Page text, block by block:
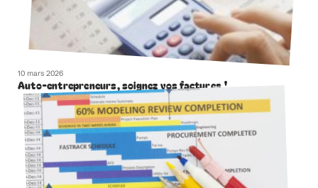
10 mars 2026
Auto-entrepreneurs, soignez vos factures !